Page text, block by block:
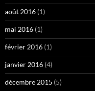
août 2016 (1)
mai 2016 (1)
février 2016 (1)
janvier 2016 (4)
décembre 2015 (5)